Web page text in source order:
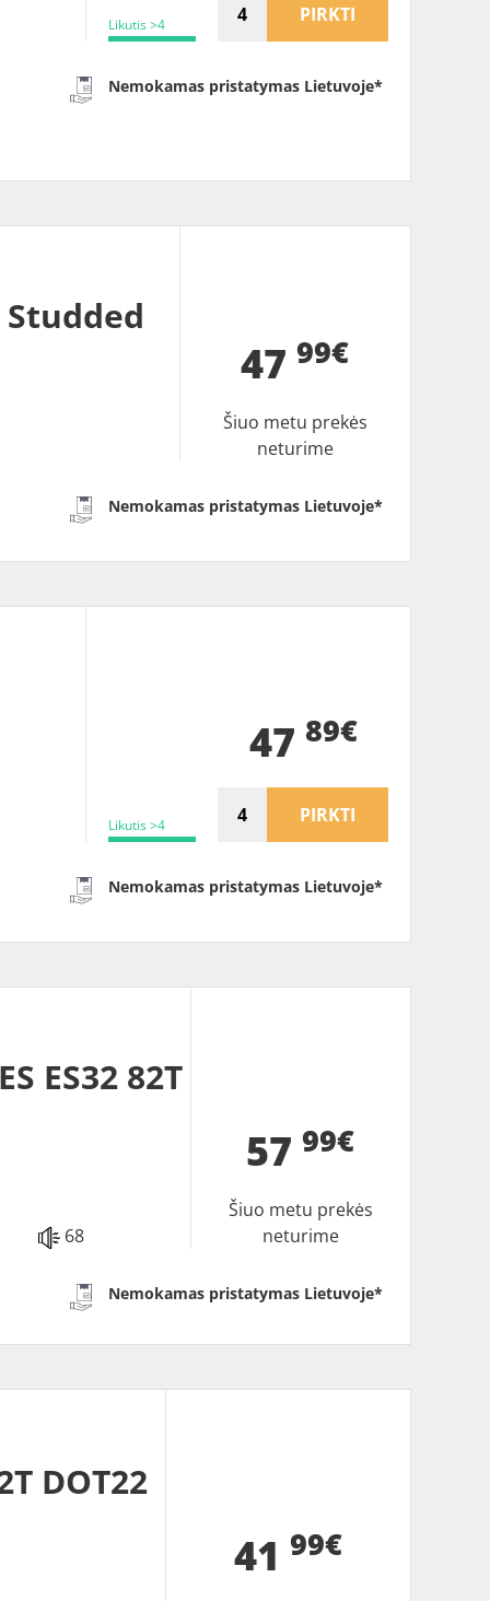
Likutis >4 PIRKTI
Nemokamas pristatymas Lietuvoje*
Studded
4799€
Šiuo metu prekės
neturime
Nemokamas pristatymas Lietuvoje*
Likutis >4
47 89€
PIRKTI
Nemokamas pristatymas Lietuvoje*
ES32 82T
68
5799€
Šiuo metu prekės
neturime
Nemokamas pristatymas Lietuvoje*
DOT22
4199€